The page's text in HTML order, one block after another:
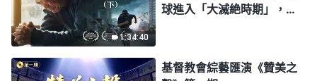
1:34:40
球進入「大滅絶時期」，人
基督教會綜藝匯演《贊美之